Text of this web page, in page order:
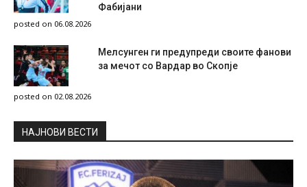
Фабијани
posted on 06.08.2026
Мелсунген ги предупреди своите фанови
за мечот со Вардар во Скопје
posted on 02.08.2026
НAЈНОВИ ВЕСТИ